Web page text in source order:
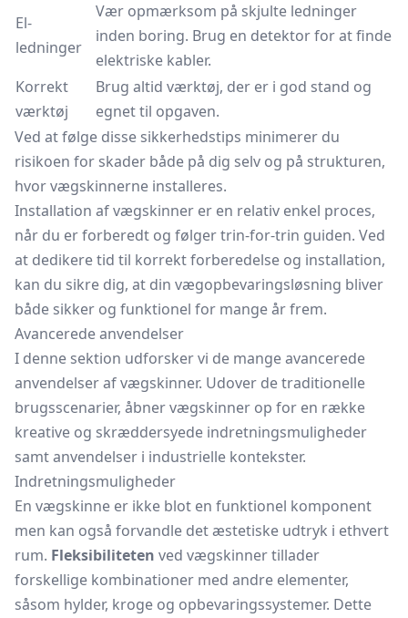
El-
ledninger
Vær opmærksom på skjulte ledninger
inden boring. Brug en detektor for at finde
elektriske kabler.
Korrekt
værktøj
Brug altid værktøj, der er i god stand og
egnet til opgaven.
Ved at følge disse sikkerhedstips minimerer du
risikoen for skader både på dig selv og på strukturen,
hvor vægskinnerne installeres.
Installation af vægskinner er en relativ enkel proces,
når du er forberedt og følger trin-for-trin guiden. Ved
at dedikere tid til korrekt forberedelse og installation,
kan du sikre dig, at din vægopbevaringsløsning bliver
både sikker og funktionel for mange år frem.
Avancerede anvendelser
I denne sektion udforsker vi de mange avancerede
anvendelser af vægskinner. Udover de traditionelle
brugsscenarier, åbner vægskinner op for en række
kreative og skræddersyede indretningsmuligheder
samt anvendelser i industrielle kontekster.
Indretningsmuligheder
En vægskinne er ikke blot en funktionel komponent
men kan også forvandle det æstetiske udtryk i ethvert
rum. Fleksibiliteten ved vægskinner tillader
forskellige kombinationer med andre elementer,
såsom hylder, kroge og opbevaringssystemer. Dette